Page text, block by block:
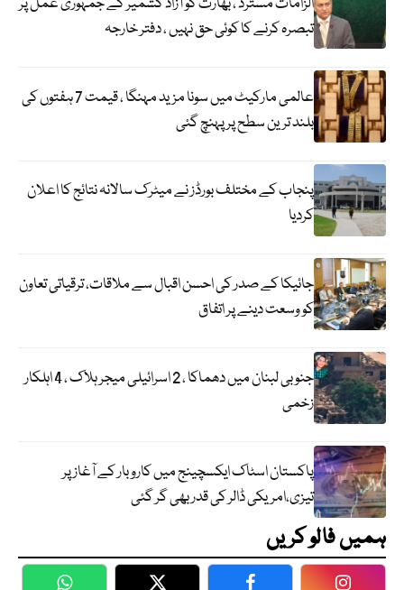
تبصرہ کرنے کا کوئی حق نہیں ، دفتر خارجہ
عالمی مارکیٹ میں سونا مزید مہنگا ، قیمت 7 ہفتوں کی
بلند ترین سطح پر پہنچ گئی
پنجاب کے مختلف بورڈز نے میٹرک سالانہ نتائج کا اعلان
کردیا
جائیکا کے صدر کی احسن اقبال سے ملاقات، ترقیاتی تعاون
کو وسعت دینے پر اتفاق
جنوبی لبنان میں دھماکا ، 2 اسرائیلی میجر ہلاک ، 4 اہلکار
زخمی
پاکستان اسٹاک ایکسچینج میں کاروبار کے آغاز پر
تیزی،امریکی ڈالر کی قدر بھی گر گئی
ہمیں فالو کریں